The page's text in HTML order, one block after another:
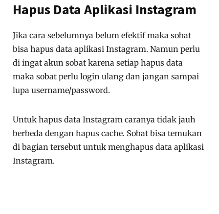
Hapus Data Aplikasi Instagram
Jika cara sebelumnya belum efektif maka sobat
bisa hapus data aplikasi Instagram. Namun perlu
di ingat akun sobat karena setiap hapus data
maka sobat perlu login ulang dan jangan sampai
lupa username/password.
Untuk hapus data Instagram caranya tidak jauh
berbeda dengan hapus cache. Sobat bisa temukan
di bagian tersebut untuk menghapus data aplikasi
Instagram.